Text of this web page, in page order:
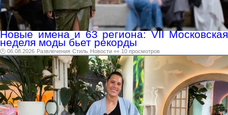
Новые имена и 63 региона: VII Московская
неделя моды бьет рекорды
🕑 06.08.2026 Развлечения Стиль Новости 👀 10 просмотров